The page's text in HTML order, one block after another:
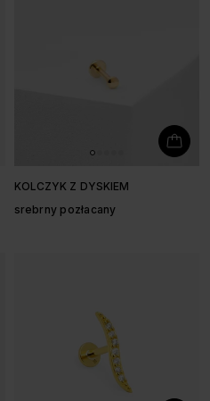
KOLCZYK Z DYSKIEM
srebrny pozłacany